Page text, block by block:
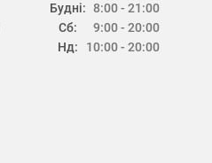
Будні:
Сб:
Нд:
8:00 - 21:00
9:00 - 20:00
10:00 - 20:00